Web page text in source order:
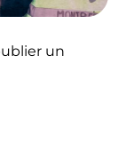
un